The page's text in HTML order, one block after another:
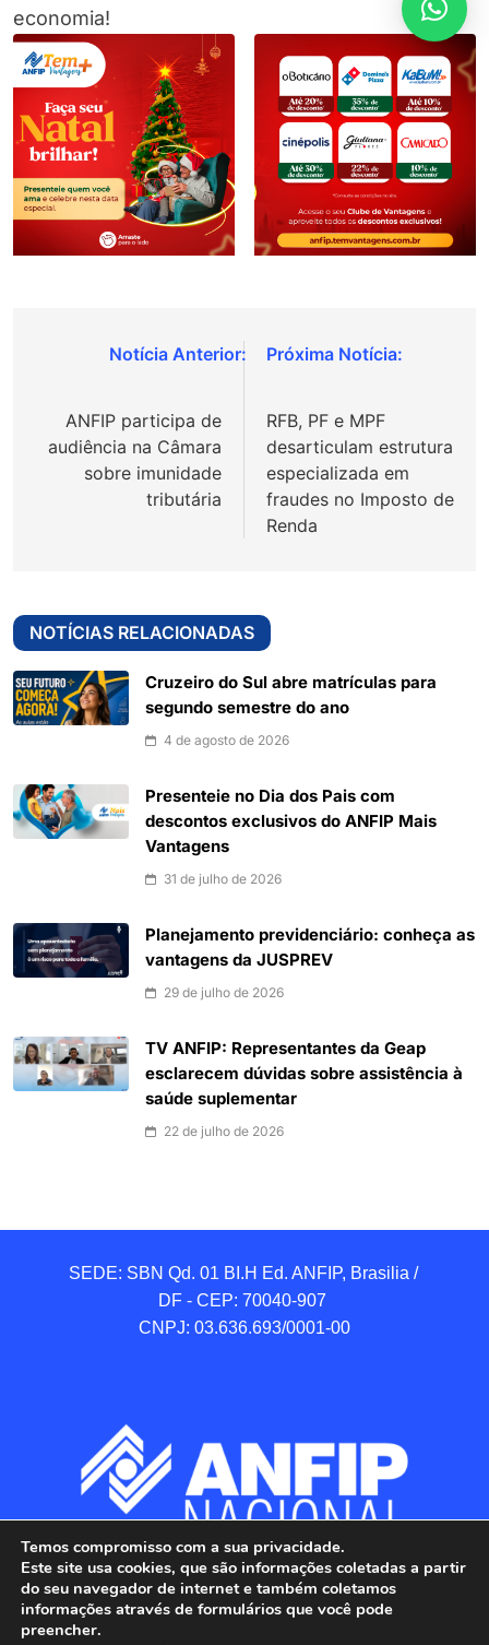
economia!
Navegação
Post
ANFIP participa de
audiência na Câmara
sobre imunidade
tributária
RFB, PF e MPF
desarticulam estrutura
especializada em
fraudes no Imposto de
Renda
NOTÍCIAS RELACIONADAS
Cruzeiro do Sul abre matrículas para
segundo semestre do ano
4 de agosto de 2026
Presenteie no Dia dos Pais com
descontos exclusivos do ANFIP Mais
Vantagens
31 de julho de 2026
Planejamento previdenciário: conheça as
vantagens da JUSPREV
29 de julho de 2026
TV ANFIP: Representantes da Geap
esclarecem dúvidas sobre assistência à
saúde suplementar
22 de julho de 2026
SEDE: SBN Qd. 01 BI.H Ed. ANFIP, Brasilia /
DF - CEP: 70040-907
CNPJ: 03.636.693/0001-00
Temos compromisso com a sua privacidade.
Este site usa cookies, que são informações coletadas a partir
do seu navegador de internet e também coletamos
informações através de formulários que você pode
preencher.